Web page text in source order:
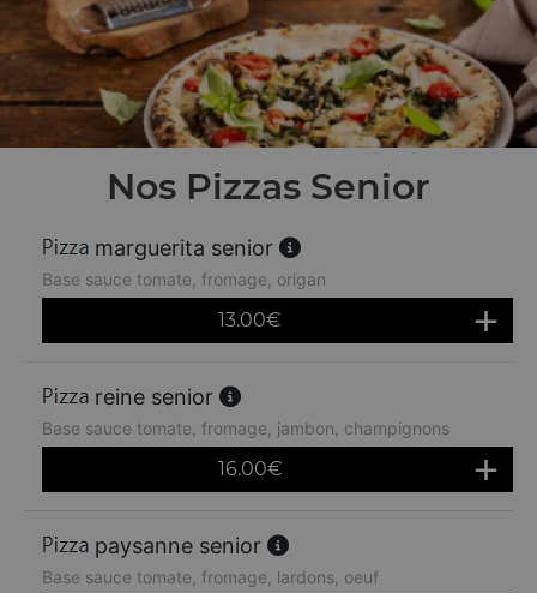
Nos Pizzas Senior
marguerita senior
Base sauce tomate, fromage, origan
13.00€
reine senior
Base sauce tomate, fromage, jambon, champignons
16.00€
paysanne senior
Base sauce tomate, fromage, lardons, oeuf